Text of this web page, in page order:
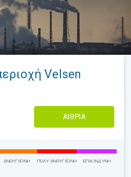
Velsen
ΑΊΘΡΙΑ
ΑΝΘΥΓΙΕΙΝΉ ΠΟΛΎ ΑΝΘΥΓΙΕΙΝΉ ΕΠΙΚΊΝΔΥΝΗ